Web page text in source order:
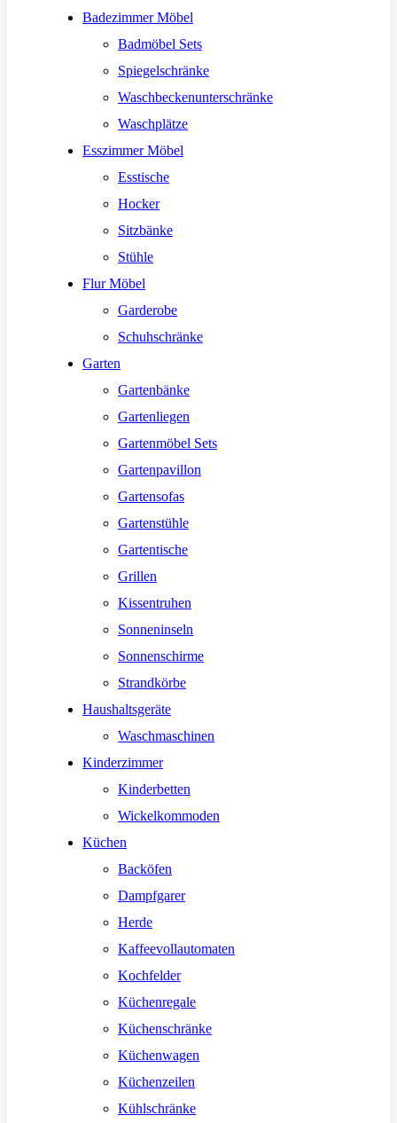
Badezimmer Möbel
Badmöbel Sets
Spiegelschränke
Waschbeckenunterschränke
Waschplätze
Esszimmer Möbel
Esstische
Hocker
Sitzbänke
Stühle
Flur Möbel
Garderobe
Schuhschränke
Garten
Gartenbänke
Gartenliegen
Gartenmöbel Sets
Gartenpavillon
Gartensofas
Gartenstühle
Gartentische
Grillen
Kissentruhen
Sonneninseln
Sonnenschirme
Strandkörbe
Haushaltsgeräte
Waschmaschinen
Kinderzimmer
Kinderbetten
Wickelkommoden
Küchen
Backöfen
Dampfgarer
Herde
Kaffeevollautomaten
Kochfelder
Küchenregale
Küchenschränke
Küchenwagen
Küchenzeilen
Kühlschränke